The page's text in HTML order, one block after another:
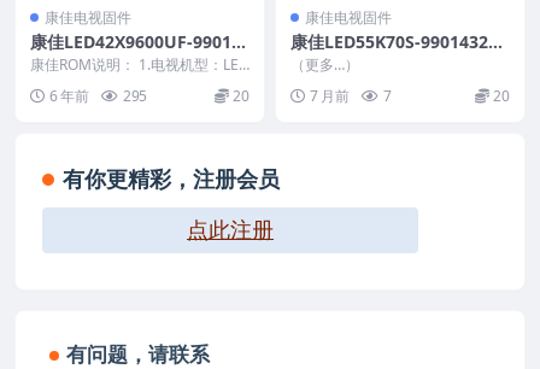
康佳电视固件
康佳LED42X9600UF-99012
292-V2.3.06原厂系统刷机电
视固件包下载
康佳ROM说明： 1.电视机型：LED
42X9600UF 2.物料号：99012...
6 年前 295 20
康佳电视固件
康佳LED55K70S-99014323-
V4.0.02-72002431YT_U盘刷
机固件
（更多…）
7 月前
7 20
有你更精彩，注册会员
点此注册
有问题，请联系